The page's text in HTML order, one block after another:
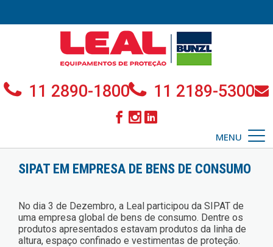
11 2890-1800 11 2189-5300
MENU
SIPAT EM EMPRESA DE BENS DE CONSUMO
No dia 3 de Dezembro, a Leal participou da SIPAT de
uma empresa global de bens de consumo. Dentre os
produtos apresentados estavam produtos da linha de
altura, espaço confinado e vestimentas de proteção.